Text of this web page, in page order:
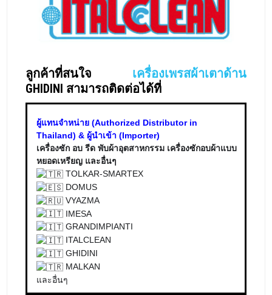
ลูกค้าที่สนใจ เครื่องเพรสผ้าเตาด้าน
GHIDINI สามารถติดต่อได้ที่
ผู้แทนจำหน่าย (Authorized Distributor in
Thailand) & ผู้นำเข้า (Importer)
เครื่องซัก อบ รีด พับผ้าอุตสาหกรรม เครื่องซักอบผ้าแบบ
หยอดเหรียญ และอื่นๆ
TOLKAR-SMARTEX
DOMUS
VYAZMA
IMESA
GRANDIMPIANTI
ITALCLEAN
GHIDINI
MALKAN
และอื่นๆ